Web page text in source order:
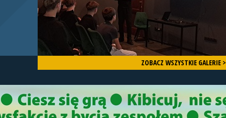
ZOBACZ WSZYSTKIE GALERIE >